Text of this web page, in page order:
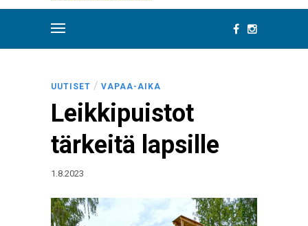
UUTISET / VAPAA-AIKA
Leikkipuistot
tärkeitä lapsille
1.8.2023